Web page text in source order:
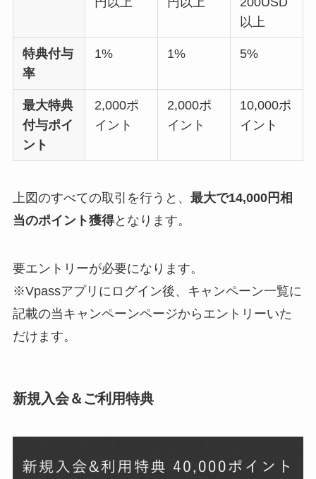
以上
特典付与
率
1% 1% 5%
最大特典
付与ポイ
ント
2,000ポ
イント
2,000ポ
イント
10,000ポ
イント
上図のすべての取引を行うと、 最大で14,000円相
当のポイント獲得となります。
要エントリーが必要になります。
※Vpassアプリにログイン後、キャンペーン一覧に
記載の当キャンペーンページからエントリーいた
だけます。
新規入会＆ご利用特典